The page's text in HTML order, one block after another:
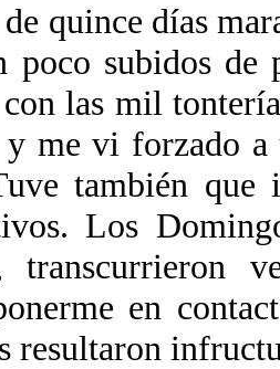
de quince días
poco subidos de
las mil
y me vi forzado
también que
Los
transcurrieron
en
resultaron